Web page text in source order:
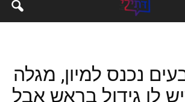
נכנס למיון, מגלה
לו גידול בראש אבל